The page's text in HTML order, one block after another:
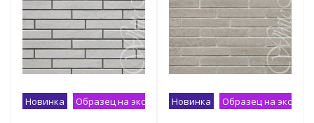
Новинка
Образец на экспозицииНовинка
Образец на